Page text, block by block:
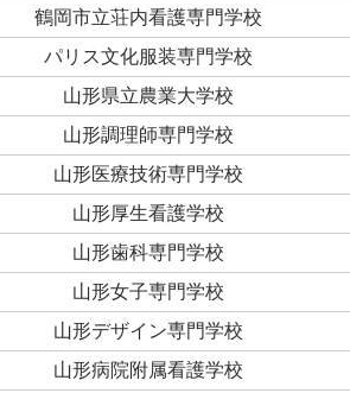
鶴岡市立荘内看護専門学校
パリス文化服装専門学校
山形県立農業大学校
山形調理師専門学校
山形医療技術専門学校
山形厚生看護学校
山形歯科専門学校
山形女子専門学校
山形デザイン専門学校
山形病院附属看護学校